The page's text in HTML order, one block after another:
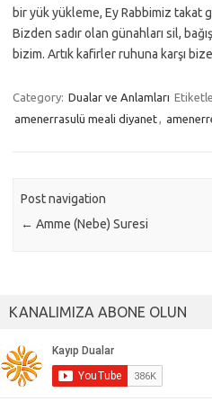
bir yük yükleme, Ey Rabbimiz takat
Bizden sadır olan günahları sil,
bizim. Artık kafirler ruhuna karşı
Category: Dualar ve Anlamları
amenerrasulü meali diyanet,
Post navigation
← Amme (Nebe) Suresi
KANALIMIZA ABONE OLUN